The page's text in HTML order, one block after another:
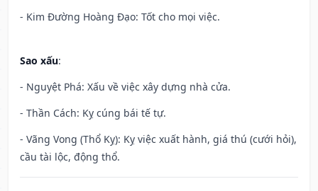
- Kim Đường Hoàng Đạo: Tốt cho mọi việc.
Sao xấu:
- Nguyệt Phá: Xấu về việc xây dựng nhà cửa.
- Thần Cách: Kỵ cúng bái tế tự.
- Vãng Vong (Thổ Kỵ): Kỵ việc xuất hành, giá thú (cưới hỏi),
cầu tài lộc, động thổ.